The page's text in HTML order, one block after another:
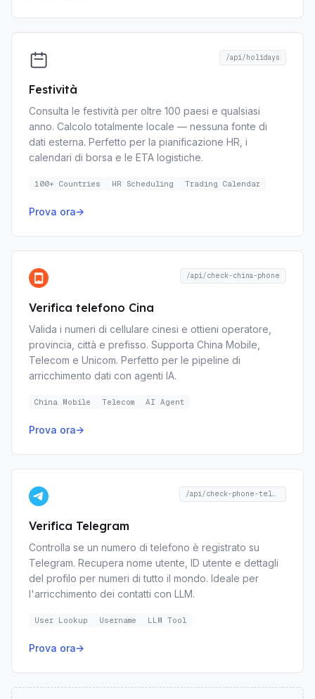
/api/holidays
Festività
Consulta le festività per oltre 100 paesi e qualsiasi
anno. Calcolo totalmente locale — nessuna fonte di
dati esterna. Perfetto per la pianificazione HR, i
calendari di borsa e le ETA logistiche.
100+ Countries HR Scheduling Trading Calendar
Prova ora→
/api/check-china-phone
Verifica telefono Cina
Valida i numeri di cellulare cinesi e ottieni operatore,
provincia, città e prefisso. Supporta China Mobile,
Telecom e Unicom. Perfetto per le pipeline di
arricchimento dati con agenti IA.
China Mobile Telecom AI Agent
Prova ora→
Verifica Telegram
Controlla se un numero di telefono è registrato su
Telegram. Recupera nome utente, ID utente e dettagli
del profilo per numeri di tutto il mondo. Ideale per
l'arricchimento dei contatti con LLM.
User Lookup Username LLM Tool
Prova ora→